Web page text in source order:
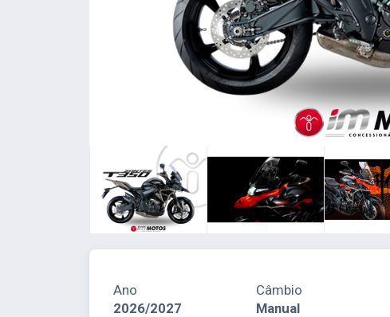
Ano
2026/2027
Câmbio
Manual